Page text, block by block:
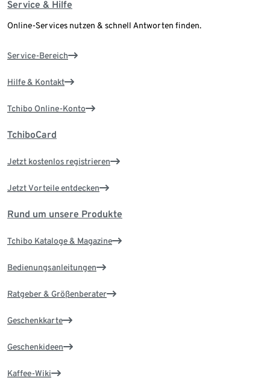
Service & Hilfe
Online-Services nutzen & schnell Antworten finden.
Service-Bereich
Hilfe & Kontakt
Tchibo Online-Konto
TchiboCard
Jetzt kostenlos registrieren
Jetzt Vorteile entdecken
Rund um unsere Produkte
Tchibo Kataloge & Magazine
Bedienungsanleitungen
Ratgeber & Größenberater
Geschenkkarte
Geschenkideen
Kaffee-Wiki